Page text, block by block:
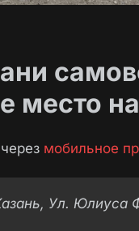
место
мобильное
Ул. Юлиуса